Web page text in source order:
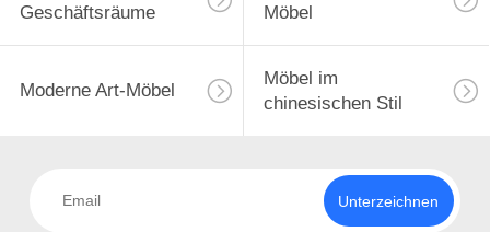
Geschäftsräume
Möbel
Moderne Art-Möbel
Möbel im
chinesischen Stil
Unterzeichnen